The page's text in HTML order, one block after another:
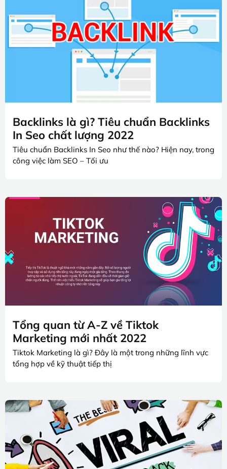
Backlinks là gì? Tiêu chuẩn Backlinks
In Seo chất lượng 2022
Tiêu chuẩn Backlinks In Seo như thế nào? Hiện nay, trong
công việc làm SEO – Tối ưu
Tổng quan từ A-Z về Tiktok
Marketing mới nhất 2022
Tiktok Marketing là gì? Đây là một trong những lĩnh vực
tổng hợp về kỹ thuật tiếp thị